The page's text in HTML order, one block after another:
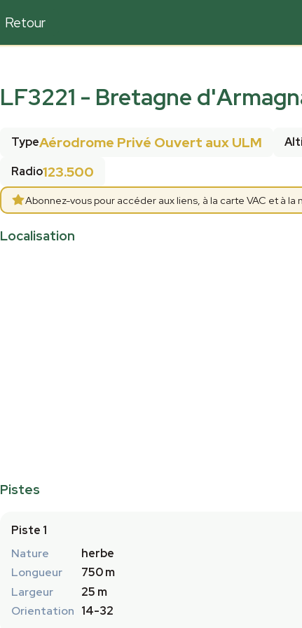
Retour
LF3221 - Bretagne
TypeAérodrome Privé Ouvert aux ULM
Radio123.500
Abonnez-vous pour accéder aux liens, à la carte VAC et à
Localisation
Pistes
Piste 1
Nature
herbe
Longueur
750 m
Largeur
25 m
Orientation 14-32